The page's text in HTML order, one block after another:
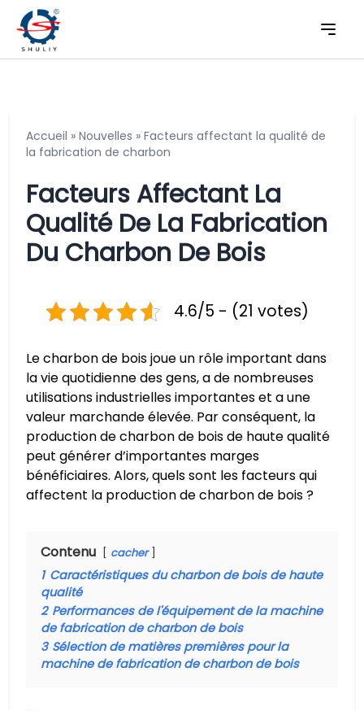
Accueil » Nouvelles » Facteurs affectant la qualité de
la fabrication de charbon
Facteurs Affectant La
Qualité De La Fabrication
Du Charbon De Bois
4.6/5 - (21 votes)
Le charbon de bois joue un rôle important dans
la vie quotidienne des gens, a de nombreuses
utilisations industrielles importantes et a une
valeur marchande élevée. Par conséquent, la
production de charbon de bois de haute qualité
peut générer d’importantes marges
bénéficiaires. Alors, quels sont les facteurs qui
affectent la production de charbon de bois ?
Contenu cacher
1 Caractéristiques du charbon de bois de haute
qualité
2 Performances de l'équipement de la machine
de fabrication de charbon de bois
3 Sélection de matières premières pour la
machine de fabrication de charbon de bois